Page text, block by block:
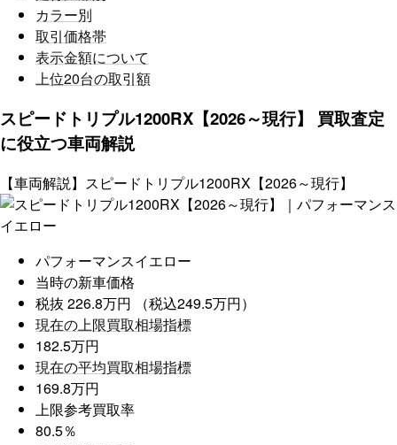
カラー別
取引価格帯
表示金額について
上位20台の取引額
スピードトリプル1200RX【2026～現行】 買取査定
に役立つ車両解説
【車両解説】スピードトリプル1200RX【2026～現行】
パフォーマンスイエロー
当時の新車価格
税抜 226.8万円 （税込249.5万円）
現在の上限買取相場指標
182.5万円
現在の平均買取相場指標
169.8万円
上限参考買取率
80.5％